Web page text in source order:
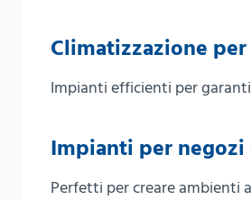
Climatizzazione
Impianti efficienti per
Impianti per
Perfetti per creare ambienti